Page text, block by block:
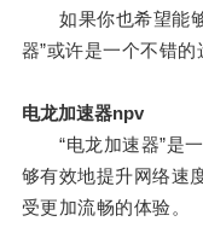
如果你也希望能够
器”或许是一个不错的
电龙加速器npv
“电龙加速器”是一
够有效地提升网络速
受更加流畅的体验。